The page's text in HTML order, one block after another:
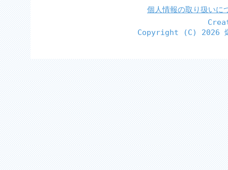
個人情報の取り扱いに
Copyright (C) 2026